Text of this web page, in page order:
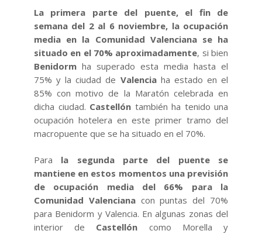
La primera parte del puente, el fin de
semana del 2 al 6 noviembre, la ocupación
media en la Comunidad Valenciana se ha
situado en el 70% aproximadamente, si bien
Benidorm ha superado esta media hasta el
75% y la ciudad de Valenciaha estado en el
85% con motivo de la Maratón celebrada en
dicha ciudad. Castellón también ha tenido una
ocupación hotelera en este primer tramo del
macropuente que se ha situado en el 70%.
Para la segunda parte del puente se
mantiene en estos momentos una previsión
de ocupación media del 66% para la
Comunidad Valencianacon puntas del 70%
para Benidorm y Valencia. En algunas zonas del
interior de Castellón como Morella y